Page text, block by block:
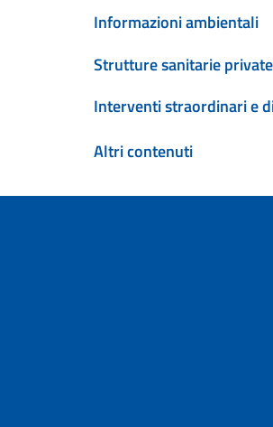
Informazioni ambientali
Strutture sanitarie
Interventi straordinari e
Altri contenuti